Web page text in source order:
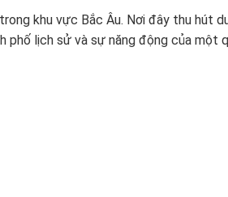
khu vực Bắc Âu. Nơi đây thu hút
phố lịch sử và sự năng động của một